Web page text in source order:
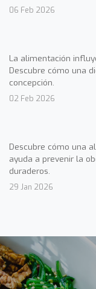
06 Feb 2026
La alimentación
Descubre cómo una
concepción.
02 Feb 2026
Descubre cómo una
ayuda a prevenir la
duraderos.
29 Jan 2026